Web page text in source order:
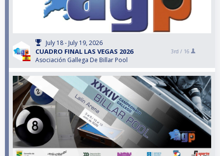
July 18 - July 19, 2026
CUADRO FINAL LAS VEGAS 2026
Asociación Gallega De Billar Pool
3rd / 16